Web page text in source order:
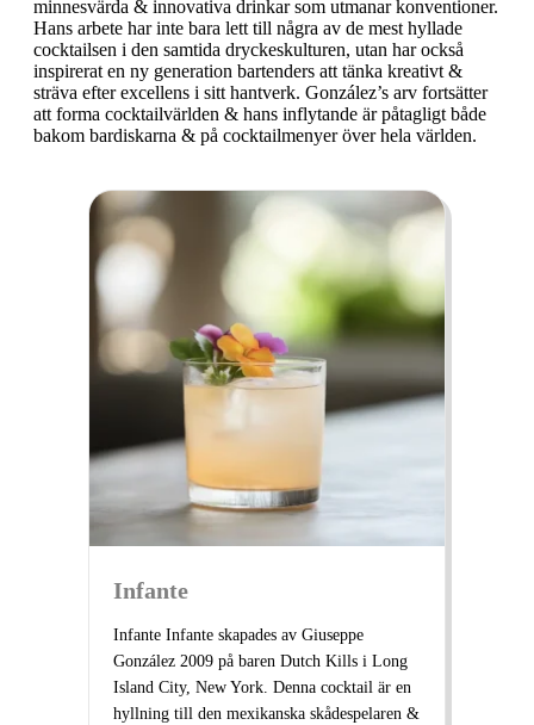
minnesvärda & innovativa drinkar som utmanar konventioner.
Hans arbete har inte bara lett till några av de mest hyllade
cocktailsen i den samtida dryckeskulturen, utan har också
inspirerat en ny generation bartenders att tänka kreativt &
sträva efter excellens i sitt hantverk. González’s arv fortsätter
att forma cocktailvärlden & hans inflytande är påtagligt både
bakom bardiskarna & på cocktailmenyer över hela världen.
Infante
Infante Infante skapades av Giuseppe
González 2009 på baren Dutch Kills i Long
Island City, New York. Denna cocktail är en
hyllning till den mexikanska skådespelaren &